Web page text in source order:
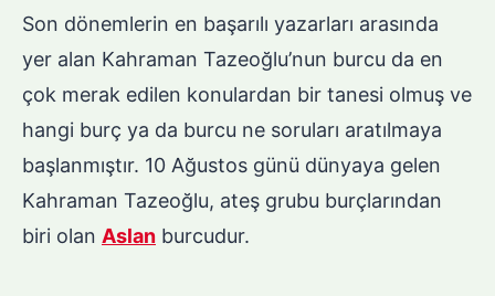
Son dönemlerin en başarılı yazarları arasında
yer alan Kahraman Tazeoğlu’nun burcu da en
çok merak edilen konulardan bir tanesi olmuş ve
hangi burç ya da burcu ne soruları aratılmaya
başlanmıştır. 10 Ağustos günü dünyaya gelen
Kahraman Tazeoğlu, ateş grubu burçlarından
biri olan Aslan burcudur.